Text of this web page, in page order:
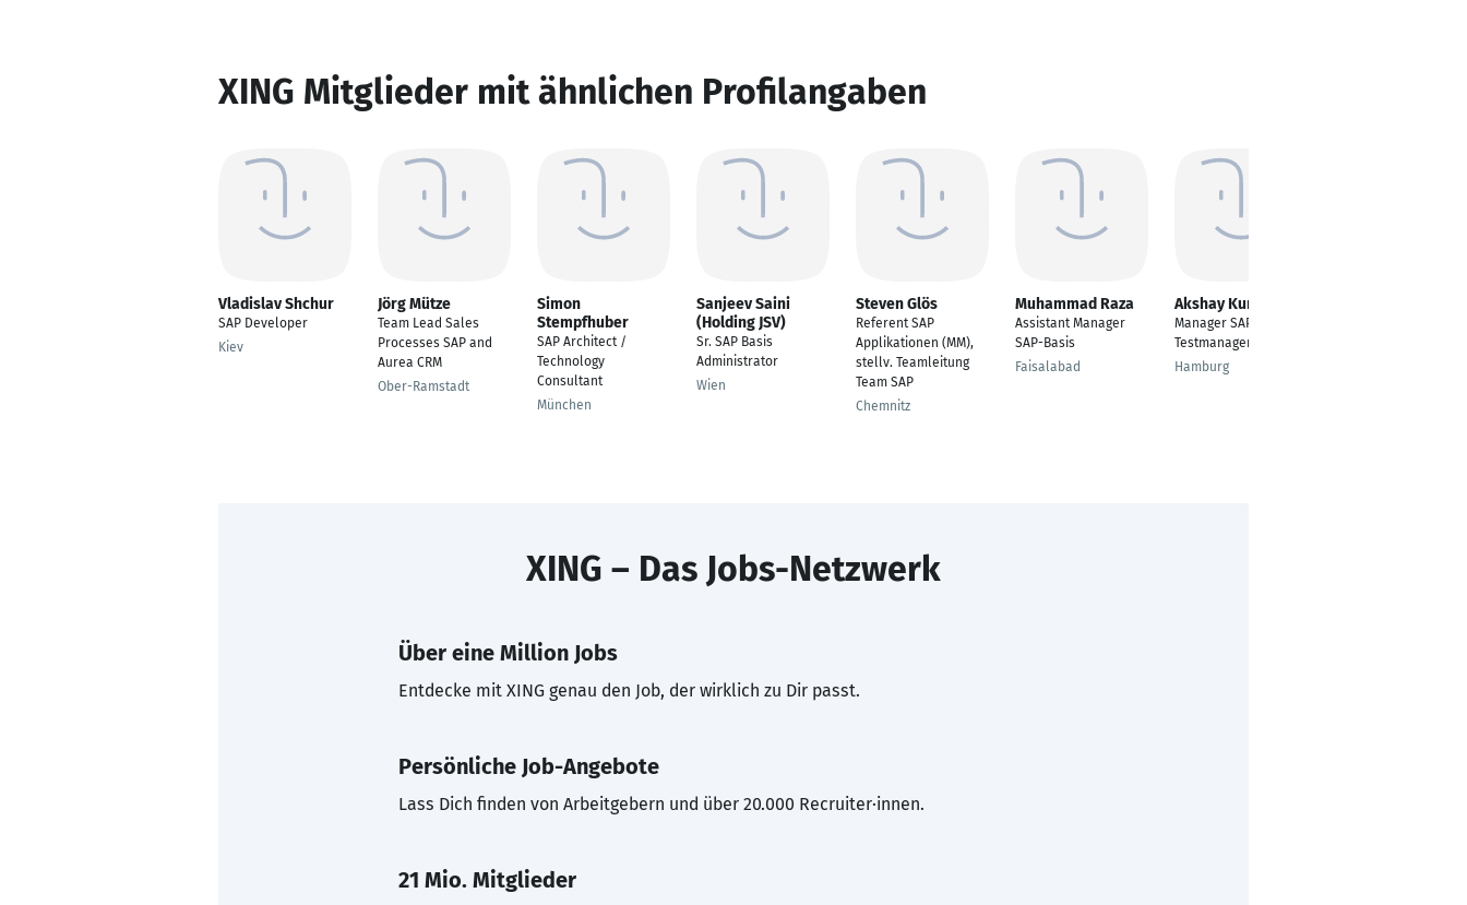
XING Mitglieder mit ähnlichen Profilangaben
Vladislav Shchur
SAP Developer
Kiev
Jörg Mütze
Team Lead Sales
Processes SAP and
Aurea CRM
Ober-Ramstadt
Simon
Stempfhuber
SAP Architect /
Technology
Consultant
München
Sanjeev Saini
(Holding JSV)
Sr. SAP Basis
Administrator
Wien
Steven Glös
Referent SAP
Applikationen (MM),
stellv. Teamleitung
Team SAP
Chemnitz
Muhammad Raza
Assistant Manager
SAP-Basis
Faisalabad
Akshay Kumar
Manager SAP
Testmanagement
Hamburg
XING – Das Jobs-Netzwerk
Über eine Million Jobs
Entdecke mit XING genau den Job, der wirklich zu Dir passt.
Persönliche Job-Angebote
Lass Dich finden von Arbeitgebern und über 20.000 Recruiter·innen.
21 Mio. Mitglieder